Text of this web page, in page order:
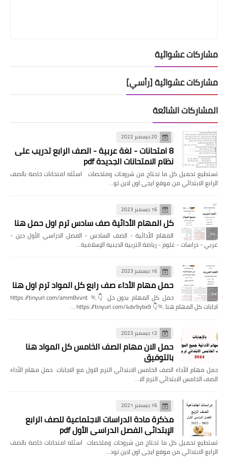
مشاركات عشوائية
مشاركات عشوائية [رأسي]
المشاركات الشائعة
20 ديسمبر 2022
8 امتحانات - لغة عربية - الصف الرابع تدريب على
نظام الامتحانات الجديدة pdf
تستطيع تحميل كل ما تحتاج من شروحات وملخصات اسئله امتحانات خاصة بالصف
الرابع الابتدائي من موقع ايجى اون لاين تو…
16 ديسمبر 2023
كل المهام الأدائية صف سادس ترم اول حمل هنا
المهام الأدائية - الصف السادس - الفصل الدراسي الأول دين -
عربي - دراسات - علوم - رياضة التربية الدينية الإسلامية…
16 ديسمبر 2023
حمل مهام الأداء صف رابع كل المواد ترم اول هنا
حمل كل المهام بدون حل 👇🏃 https://tinyurl.com/amm8vvnt
اجابات كل المهام هنا 🏃👇 https://tinyurl.com/4dv9ybx9 …
12 ديسمبر 2023
حمل الان مهام الصف الخامس كل المواد هنا
بالتوفيق
حمل مهام الأداء الصف الخامس الابتدائي الترم الاول مع الاجابات حمل مهام الأداء
الصف الخامس الابتدائي الترم الا…
16 ديسمبر 2021
مذكرة مادة الدراسات الاجتماعية للصف الرابع
الإبتدائي الفصل الدراسي الأول pdf
تستطيع تحميل كل ما تحتاج من شروحات وملخصات اسئله امتحانات خاصة بالصف
الرابع الابتدائي من موقع ايجى اون لاين تود…